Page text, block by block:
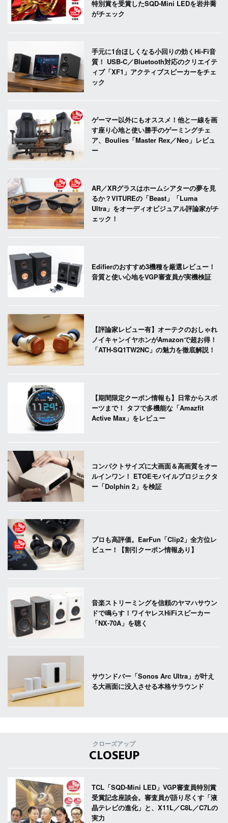
特別賞を受賞したSQD-Mini LEDを岩井喬
がチェック
手元に1台ほしくなる小回りの効くHi-Fi音
質！ USB-C／Bluetooth対応のクリエイテ
ィブ「XF1」アクティブスピーカーをチェ
ック
ゲーマー以外にもオススメ！他と一線を画
す座り心地と使い勝手のゲーミングチェ
ア、Boulies「Master Rex／Neo」レビュ
ー
AR／XRグラスはホームシアターの夢を見
るか？VITUREの「Beast」「Luma
Ultra」をオーディオビジュアル評論家がチ
ェック！
Edifierのおすすめ3機種を厳選レビュー！
音質と使い心地をVGP審査員が実機検証
【評論家レビュー有】オーテクのおしゃれ
ノイキャンイヤホンがAmazonで超お得！
「ATH-SQ1TW2NC」の魅力を徹底解説！
【期間限定クーポン情報も】日常からスポ
ーツまで！ タフで多機能な「Amazfit
Active Max」をレビュー
コンパクトサイズに大画面＆高画質をオー
ルインワン！ ETOEモバイルプロジェクタ
ー「Dolphin 2」を検証
プロも高評価。EarFun「Clip2」全方位レ
ビュー！【割引クーポン情報あり】
音楽ストリーミングを信頼のヤマハサウン
ドで鳴らす！ワイヤレスHiFiスピーカー
「NX-70A」を聴く
サウンドバー「Sonos Arc Ultra」が叶え
る大画面に没入させる本格サラウンド
クローズアップ
CLOSEUP
TCL「SQD-Mini LED」VGP審査員特別賞
受賞記念座談会。審査員が語り尽くす「液
晶テレビの進化」と、X11L／C8L／C7Lの
実力